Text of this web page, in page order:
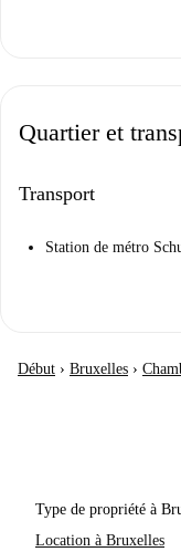
Quartier et
Transport
Station de métro
Début › Bruxelles ›
Type de propriété à
Location à Bruxelles